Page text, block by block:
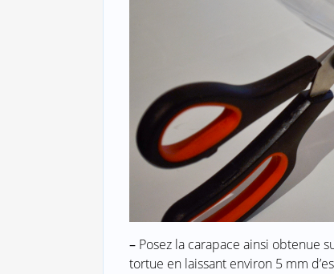
–Posez la carapace ainsi obtenue
tortue en laissant environ 5 mm